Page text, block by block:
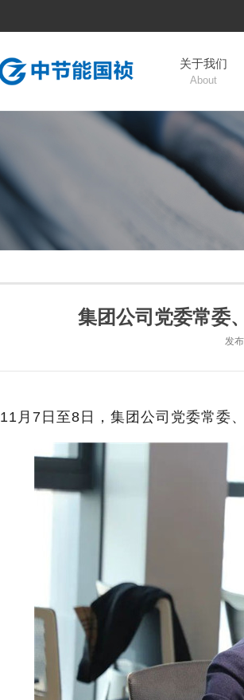
关于我们
About
集团公司党委常委
发
11月7日至8日，集团公司党委常委